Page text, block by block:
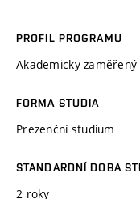
PROFIL PROGRAMU
Akademicky zaměřený
FORMA STUDIA
Prezenční studium
STANDARDNÍ DOBA
2 roky